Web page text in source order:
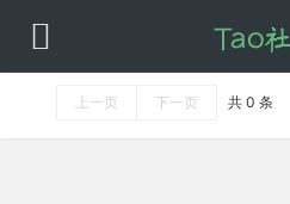
上一页 下一页 共 0 条